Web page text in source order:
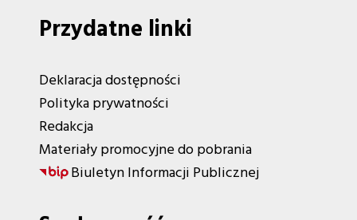
Przydatne linki
Deklaracja dostępności
Polityka prywatności
Redakcja
Materiały promocyjne do pobrania
Biuletyn Informacji Publicznej